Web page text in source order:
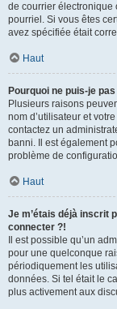
de courrier électronique
pourriel. Si vous êtes
avez spécifiée était
Haut
Pourquoi ne puis-je
Plusieurs raisons
nom d’utilisateur et
contactez un
banni. Il est également
problème de
Haut
Je m’étais déjà inscrit
connecter ?!
Il est possible qu’un
pour une quelconque
périodiquement les
données. Si tel était le
plus activement aux